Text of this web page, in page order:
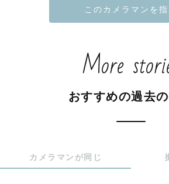
一緒にどんな写真がいいか考えていき
どんな服装で行ったらいいかわからな
ってみたい」など、ご要望や疑問があ
あなたの理想の写真に近づけるために
More
おすすめの過去
カメラマンが同じ